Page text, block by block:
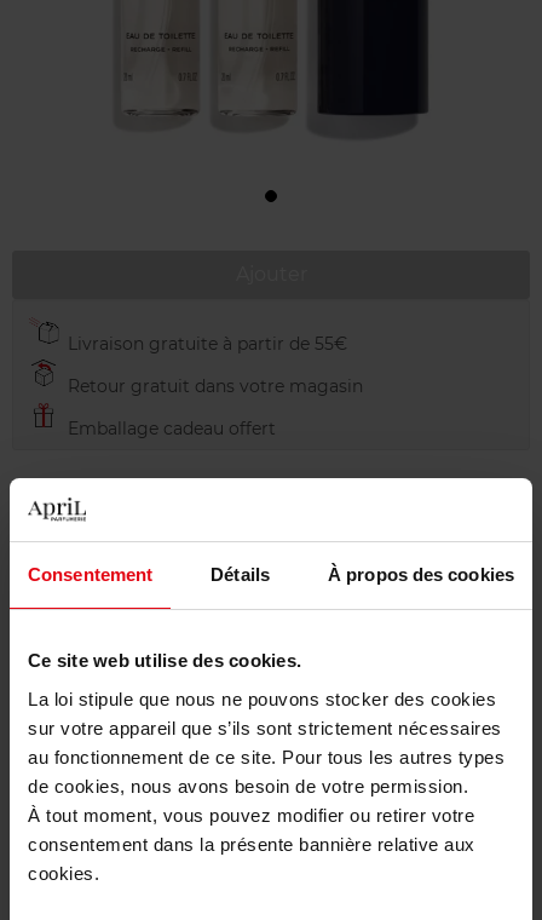
Consentement Détails À propos des cookies
Ce site web utilise des cookies.
La loi stipule que nous ne pouvons stocker des cookies
sur votre appareil que s’ils sont strictement nécessaires
au fonctionnement de ce site. Pour tous les autres types
de cookies, nous avons besoin de votre permission.
À tout moment, vous pouvez modifier ou retirer votre
consentement dans la présente bannière relative aux
cookies.
Livraison gratuite à partir de 55€
Retour gratuit dans votre magasin
Emballage cadeau offert
Description
Conseil d'utilisation
Caractéristiques
Vous aimerez peut-être